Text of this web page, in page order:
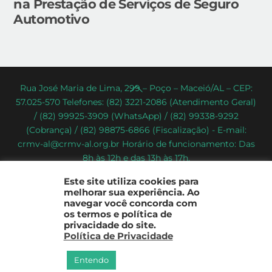
na Prestação de Serviços de Seguro
Automotivo
Back
To
Top
Rua José Maria de Lima, 299 – Poço – Maceió/AL – CEP:
57.025-570 Telefones: (82) 3221-2086 (Atendimento Geral)
/ (82) 99925-3909 (WhatsApp) / (82) 99338-9292
(Cobrança) / (82) 98875-6866 (Fiscalização) - E-mail:
crmv-al@crmv-al.org.br Horário de funcionamento: Das
8h às 12h e das 13h às 17h.
Estado de Alagoas
2022 - © Todos os direitos reservados
Este site utiliza cookies para
melhorar sua experiência. Ao
navegar você concorda com
os termos e política de
privacidade do site.
Política de Privacidade
Entendo